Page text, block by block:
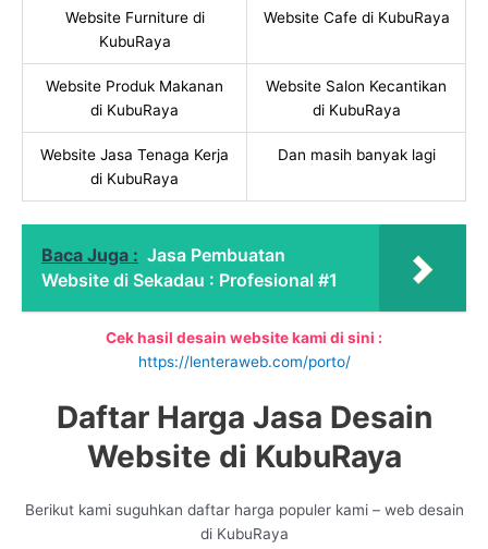
Website Furniture di
KubuRaya
Website Cafe di KubuRaya
Website Produk Makanan
di KubuRaya
Website Salon Kecantikan
di KubuRaya
Website Jasa Tenaga Kerja
di KubuRaya
Dan masih banyak lagi
Baca Juga : Jasa Pembuatan
Website di Sekadau : Profesional #1
Cek hasil desain website kami di sini :
https://lenteraweb.com/porto/
Daftar Harga Jasa Desain
Website di KubuRaya
Berikut kami suguhkan daftar harga populer kami – web desain
di KubuRaya